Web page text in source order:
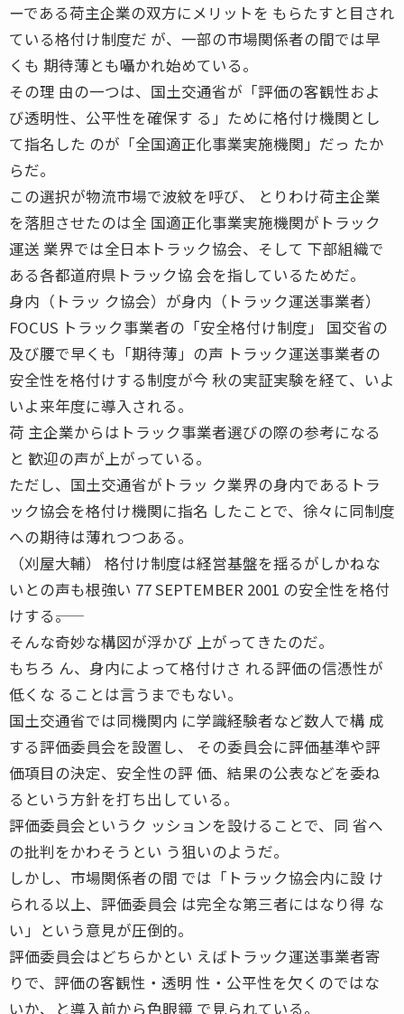
ーである荷主企業の双方にメリットを もらたすと目され
ている格付け制度だ が、一部の市場関係者の間では早
くも 期待薄とも囁かれ始めている。
その理 由の一つは、国土交通省が「評価の客観性およ
び透明性、公平性を確保す る」ために格付け機関とし
て指名した のが「全国適正化事業実施機関」だっ たか
らだ。
この選択が物流市場で波紋を呼び、 とりわけ荷主企業
を落胆させたのは全 国適正化事業実施機関がトラック
運送 業界では全日本トラック協会、そして 下部組織で
ある各都道府県トラック協 会を指しているためだ。
身内（トラッ ク協会）が身内（トラック運送事業者）
FOCUS トラック事業者の「安全格付け制度」 国交省の
及び腰で早くも「期待薄」の声 トラック運送事業者の
安全性を格付けする制度が今 秋の実証実験を経て、いよ
いよ来年度に導入される。
荷 主企業からはトラック事業者選びの際の参考になる
と 歓迎の声が上がっている。
ただし、国土交通省がトラッ ク業界の身内であるトラ
ック協会を格付け機関に指名 したことで、徐々に同制度
への期待は薄れつつある。
（刈屋大輔） 格付け制度は経営基盤を揺るがしかねな
いとの声も根強い 77 SEPTEMBER 2001 の安全性を格付
けする――。
そんな奇妙な構図が浮かび 上がってきたのだ。
もちろ ん、身内によって格付けさ れる評価の信憑性が
低くな ることは言うまでもない。
国土交通省では同機関内 に学識経験者など数人で構 成
する評価委員会を設置し、 その委員会に評価基準や評
価項目の決定、安全性の評 価、結果の公表などを委ね
るという方針を打ち出している。
評価委員会というク ッションを設けることで、同 省へ
の批判をかわそうとい う狙いのようだ。
しかし、市場関係者の間 では「トラック協会内に設 け
られる以上、評価委員会 は完全な第三者にはなり得 な
い」という意見が圧倒的。
評価委員会はどちらかとい えばトラック運送事業者寄
りで、評価の客観性・透明 性・公平性を欠くのではな
いか、と導入前から色眼鏡 で見られている。